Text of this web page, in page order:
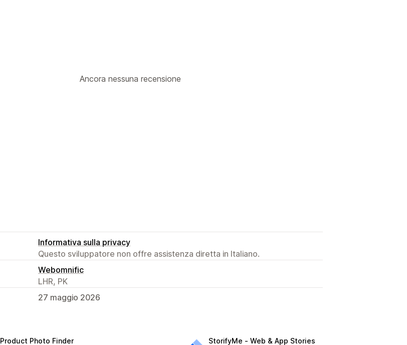
Ancora nessuna recensione
Informativa sulla privacy
Questo sviluppatore non offre assistenza diretta in Italiano.
Webomnific
LHR, PK
27 maggio 2026
Product Photo Finder StorifyMe ‑ Web & App Stories